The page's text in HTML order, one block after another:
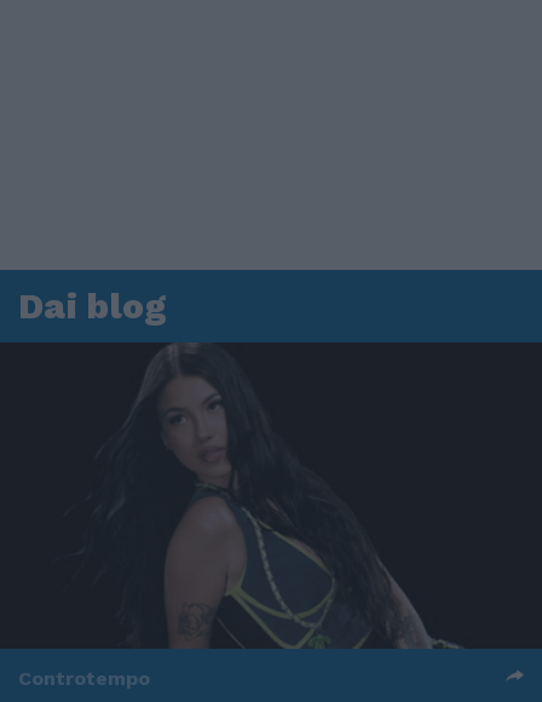
Dai blog
Controtempo